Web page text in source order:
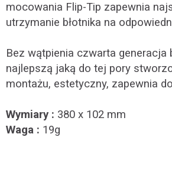
mocowania Flip-Tip zapewnia
utrzymanie błotnika na
Bez wątpienia czwarta generacja
najlepszą jaką do tej pory
montażu, estetyczny, zapewnia
Wymiary : 380 x 102 mm
Waga : 19g